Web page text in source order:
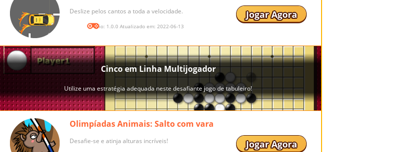
Deslize pelos cantos a toda a velocidade.
Versão: 1.0.0 Atualizado em: 2022-06-13
Jogar Agora
Olimpíadas Animais: Salto com vara
Desafie-se e atinja alturas incríveis! Jogar Agora